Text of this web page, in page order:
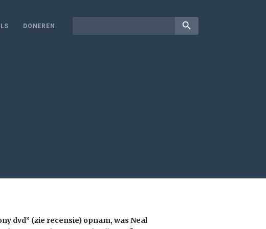
DONEREN search
dvd” (zie recensie) opnam, was Neal